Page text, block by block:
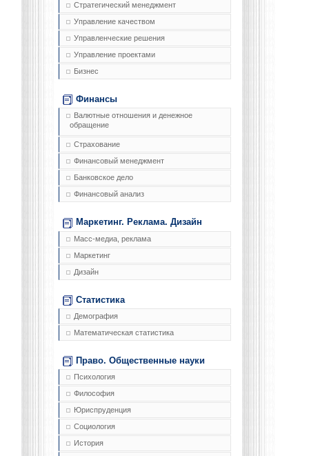
Стратегический менеджмент
Управление качеством
Управленческие решения
Управление проектами
Бизнес
Финансы
Валютные отношения и денежное
обращение
Страхование
Финансовый менеджмент
Банковское дело
Финансовый анализ
Маркетинг. Реклама. Дизайн
Масс-медиа, реклама
Маркетинг
Дизайн
Статистика
Демография
Математическая статистика
Право. Общественные науки
Психология
Философия
Юриспруденция
Социология
История